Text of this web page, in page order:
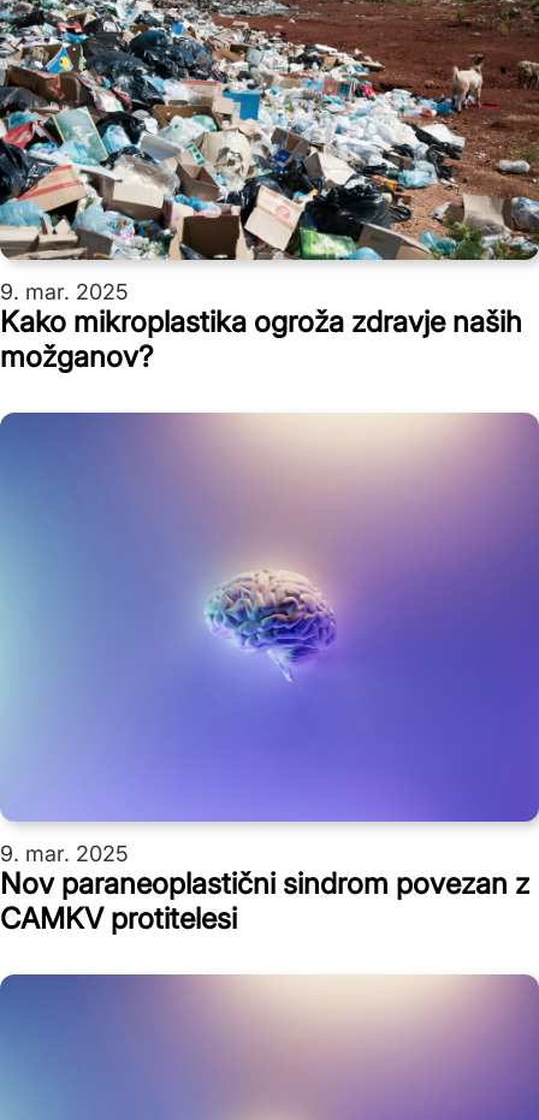
9. mar. 2025
Kako mikroplastika ogroža zdravje naših
možganov?
9. mar. 2025
Nov paraneoplastični sindrom povezan z
CAMKV protitelesi